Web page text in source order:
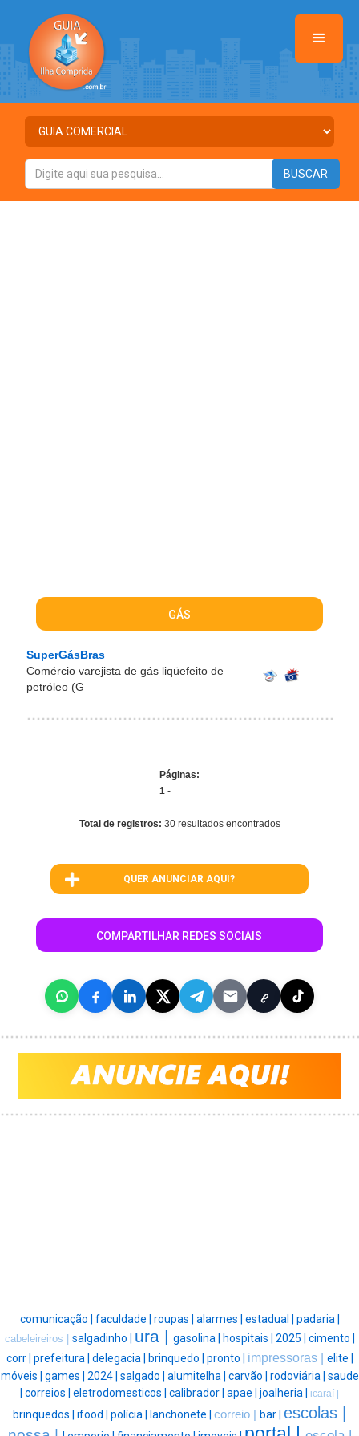
GÁS
SuperGásBras
Comércio varejista de gás liqüefeito de
petróleo (G
Páginas:
1 -
Total de registros: 30 resultados encontrados
QUER ANUNCIAR AQUI?
COMPARTILHAR REDES SOCIAIS
comunicação | faculdade | roupas | alarmes | estadual | padaria |
cabeleireiros | salgadinho | ura | gasolina | hospitais | 2025 | cimento |
corr | prefeitura | delegacia | brinquedo | pronto | impressoras | elite |
móveis | games | 2024 | salgado | alumitelha | carvão | rodoviária | saude
correios | eletrodomesticos | calibrador | apae | joalheria | icaraí |
brinquedos | ifood | polícia | lanchonete | correio | bar | escolas |